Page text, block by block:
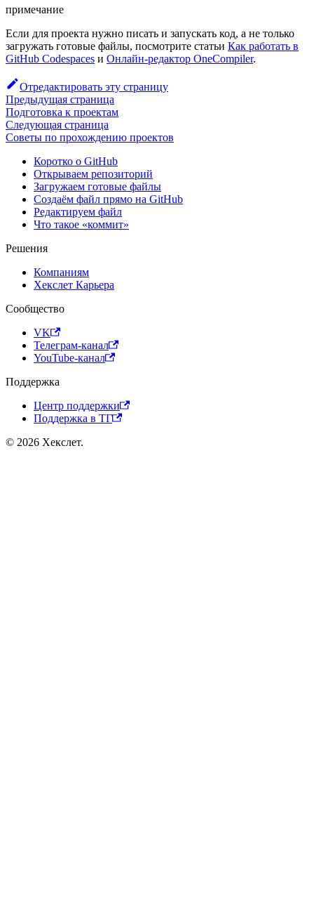
примечание
Если для проекта нужно писать и запускать код, а не только
загружать готовые файлы, посмотрите статьи Как работать в
GitHub Codespaces и Онлайн-редактор OneCompiler.
Отредактировать эту страницу
Предыдущая страница
Подготовка к проектам
Следующая страница
Советы по прохождению проектов
Коротко о GitHub
Открываем репозиторий
Загружаем готовые файлы
Создаём файл прямо на GitHub
Редактируем файл
Что такое «коммит»
Решения
Компаниям
Хекслет Карьера
Сообщество
VK
Телеграм-канал
YouTube-канал
Поддержка
Центр поддержки
Поддержка в ТГ
© 2026 Хекслет.